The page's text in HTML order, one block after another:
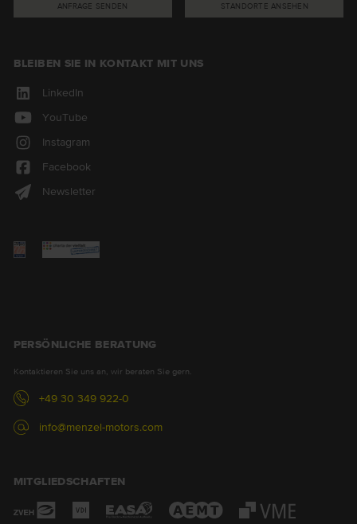
ANFRAGE SENDEN STANDORTE ANSEHEN
BLEIBEN SIE IN KONTAKT MIT UNS
LinkedIn
YouTube
Instagram
Facebook
Newsletter
PERSÖNLICHE BERATUNG
Kontaktieren Sie uns an, wir beraten Sie gern.
+49 30 349 922-0
info@menzel-motors.com
MITGLIEDSCHAFTEN